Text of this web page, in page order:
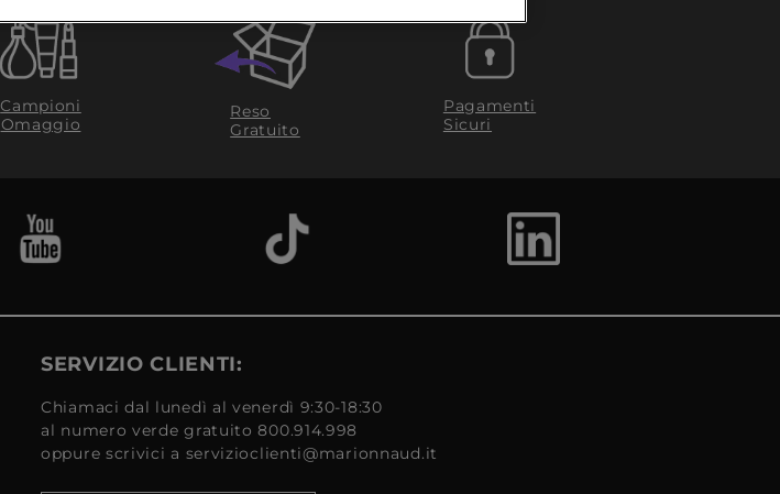
Campioni
Omaggio
Reso
Gratuito
Pagamenti
Sicuri
SERVIZIO CLIENTI:
Chiamaci dal lunedì al venerdì 9:30-18:30
al numero verde gratuito 800.914.998
oppure scrivici a servizioclienti@marionnaud.it